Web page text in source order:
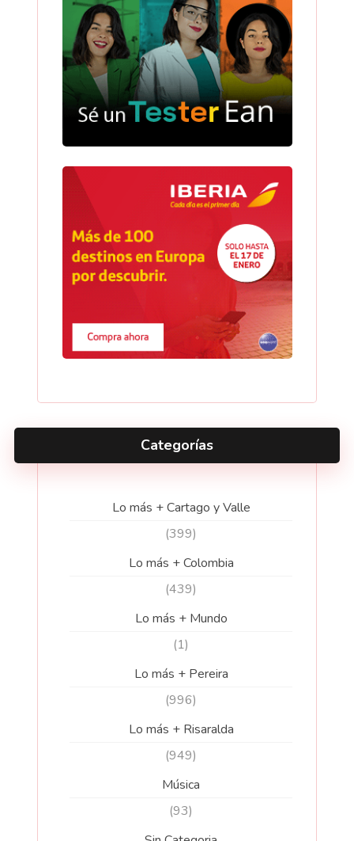
Categorías
Lo más + Cartago y Valle
(399)
Lo más + Colombia
(439)
Lo más + Mundo
(1)
Lo más + Pereira
(996)
Lo más + Risaralda
(949)
Música
(93)